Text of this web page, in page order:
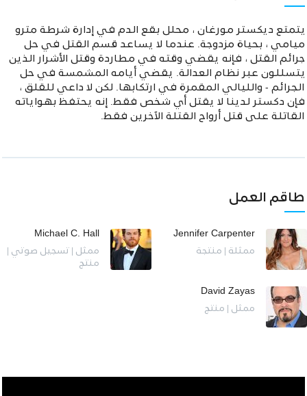
يتمتع ديكستر مورغان ، محلل بقع الدم في إدارة شرطة مترو
ميامي ، بحياة مزدوجة. عندما لا يساعد قسم القتل في حل
جرائم القتل ، فإنه يقضي وقته في مطاردة وقتل الأشرار الذين
يتسللون عبر نظام العدالة. يقضي أيامه المشمسة في حل
الجرائم - والليالي المقمرة في ارتكابها. لكن لا داعي للقلق ،
فإن دكستر لدينا لا يقتل أي شخص فقط. إنه يحتفظ بهواياته
القاتلة على قتل أرواح القتلة الآخرين فقط.
طاقم العمل
Jennifer Carpenter
ممثلة | منتجة
Michael C. Hall
ممثل | تسجيل صوتي |
منتج
David Zayas
ممثل | منتج